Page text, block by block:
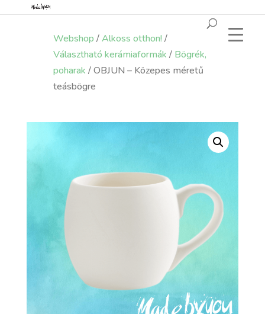
Webshop /Alkoss otthon! /
Választható kerámiaformák / Bögrék,
poharak / OBJUN – Közepes méretű
teásbögre